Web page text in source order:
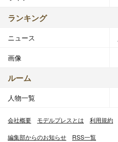
ランキング
ニュース
画像
ルーム
人物一覧
会社概要 モデルプレスとは 利用規約
編集部からのお知らせ RSS一覧